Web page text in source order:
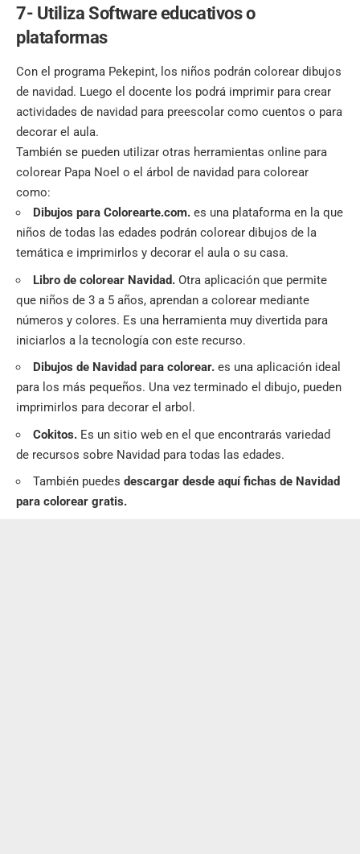
7- Utiliza Software educativos o
plataformas
Con el programa Pekepint, los niños podrán colorear dibujos
de navidad. Luego el docente los podrá imprimir para crear
actividades de navidad para preescolar como cuentos o para
decorar el aula.
También se pueden utilizar otras herramientas online para
colorear Papa Noel o el árbol de navidad para colorear
como:
Dibujos para Colorearte.com. es una plataforma en la que
niños de todas las edades podrán colorear dibujos de la
temática e imprimirlos y decorar el aula o su casa.
Libro de colorear Navidad. Otra aplicación que permite
que niños de 3 a 5 años, aprendan a colorear mediante
números y colores. Es una herramienta muy divertida para
iniciarlos a la tecnología con este recurso.
Dibujos de Navidad para colorear. es una aplicación ideal
para los más pequeños. Una vez terminado el dibujo, pueden
imprimirlos para decorar el arbol.
Cokitos. Es un sitio web en el que encontrarás variedad
de recursos sobre Navidad para todas las edades.
También puedes descargar desde aquífichas de Navidad
para colorear gratis.